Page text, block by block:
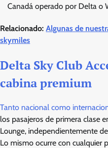
Canadá operado por Delta o
Relacionado: Algunas de
skymiles
Delta Sky Club
cabina premium
Tanto nacional como
los pasajeros de primera clase
Lounge, independientemente
Lo mismo ocurre con cualquier